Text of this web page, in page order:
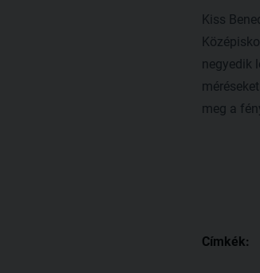
Kiss
negyedik
meg a
Címkék: